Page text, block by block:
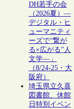
DH若手の会
（2026夏）―
デジタル・ヒ
ューマニティ
ーズで“繋が
る×広がる”人
文学―」
（8/24-25・大
阪府）
埼玉県立久喜
図書館、休館
日特別イベン